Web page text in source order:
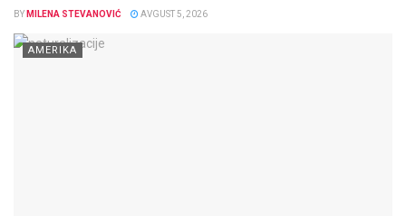
BY MILENA STEVANOVIĆ AVGUST 5, 2026
AMERIKA